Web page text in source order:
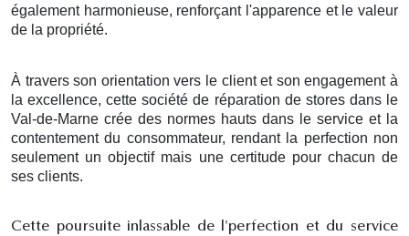
également harmonieuse, renforçant l'apparence et le valeur
de la propriété.
À travers son orientation vers le client et son engagement à
la excellence, cette société de réparation de stores dans le
Val-de-Marne crée des normes hauts dans le service et la
contentement du consommateur, rendant la perfection non
seulement un objectif mais une certitude pour chacun de
ses clients.
Cette poursuite inlassable de l'perfection et du service